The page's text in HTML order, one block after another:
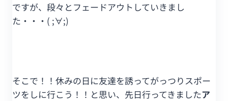
ですが、段々とフェードアウトしていきまし
た・・・( ;∀;)
そこで！！休みの日に友達を誘ってがっつりスポー
ツをしに行こう！！と思い、先日行ってきましたア